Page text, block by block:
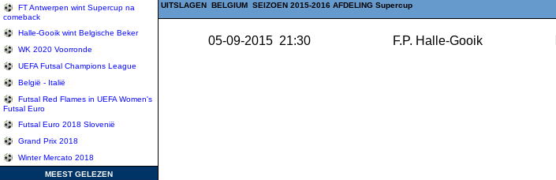
FT Antwerpen wint Supercup na
comeback
Halle-Gooik wint Belgische Beker
WK 2020 Voorronde
UEFA Futsal Champions League
België - Italië
Futsal Red Flames in UEFA Women's
Futsal Euro
Futsal Euro 2018 Slovenië
Grand Prix 2018
Winter Mercato 2018
MEEST GELEZEN
UITSLAGEN BELGIUM SEIZOEN 2015-2016 AFDELING Supercup
05-09-2015 21:30 F.P. Halle-Gooik